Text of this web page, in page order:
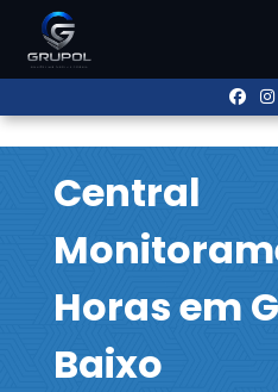
Central
Horas em
Baixo